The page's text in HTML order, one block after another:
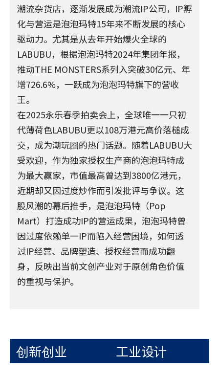
潮流杂货店，逐渐发展成为潮流IP公司，IP孵
化与营运是泡泡玛特15年来不断发展的核心
驱动力。尤其是从去年开始爆火全球的
LABUBU，根据泡泡玛特2024年集团年报，
推动THE MONSTERS系列入突破30亿元、年
增726.6%，一跃成为泡泡玛特旗下的营收
王。
在2025永乐春季拍卖会上，全球唯一一只初
代薄荷色LABUBU更以108万港元高价落槌成
交，成为潮玩圈的热门话题。随着LABUBU大
受欢迎，作为独家授权生产商的泡泡玛特成
为最大赢家，市值最高曾达到3800亿港元，
近期却又因过度炒作而引发批评与争议。这
股风潮的幕后推手，是泡泡玛特（Pop
Mart）打造成功IP的营运成果，泡泡玛特曾
因过度依赖单一IP而陷入经营困境，如何透
过IP经营、品牌塑造、授权经营而成功翻
身，反映出当前文创产业对于原创角色价值
的重视与保护。
创新创业 工业设计